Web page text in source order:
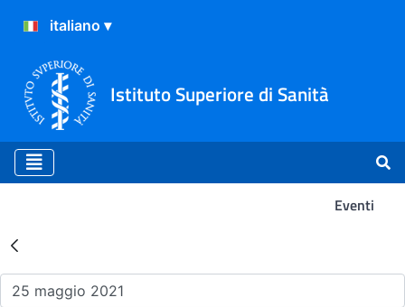
Istituto Superiore di Sanità
Eventi
Risultati della Ricerca -